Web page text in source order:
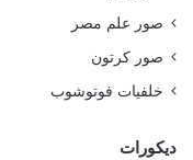
صور علم مصر
صور كرتون
خلفيات فوتوشوب
ديكورات